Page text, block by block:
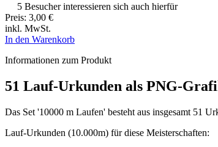
5 Besucher interessieren sich auch hierfür
Preis: 3,00 €
inkl. MwSt.
In den Warenkorb
Informationen zum Produkt
51 Lauf-Urkunden als PNG-
Das Set '10000 m Laufen' besteht aus insgesamt 51
Lauf-Urkunden (10.000m) für diese Meisterschaften: